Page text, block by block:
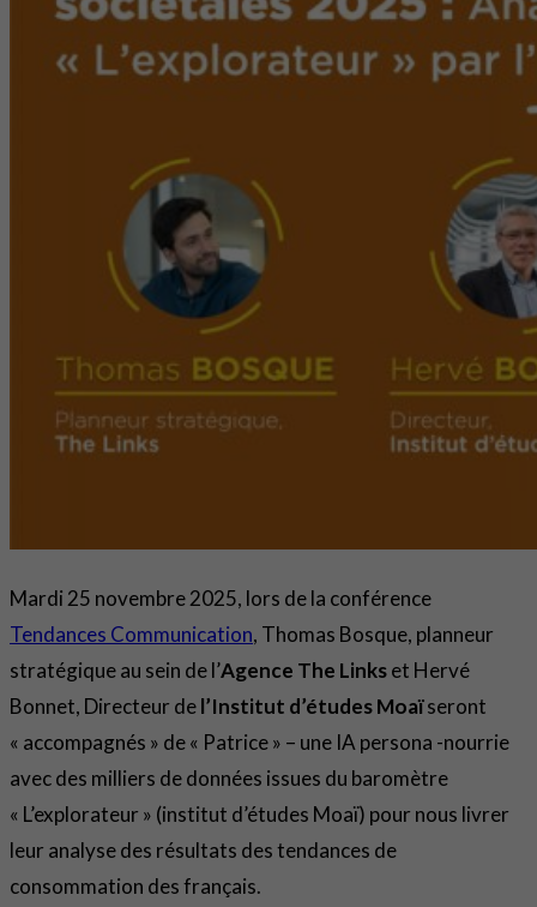
Mardi 25 novembre 2025, lors de la conférence
Tendances Communication, Thomas Bosque, planneur
stratégique au sein de l’Agence The Linkset Hervé
Bonnet, Directeur del’Institut d’études Moaïseront
« accompagnés » de « Patrice » – une IA persona -nourrie
avec des milliers de données issues du baromètre
« L’explorateur » (institut d’études Moaï) pour nous livrer
leur analyse des résultats des tendances de
consommation des français.